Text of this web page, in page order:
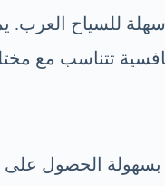
للسياح العرب.
تتناسب مع